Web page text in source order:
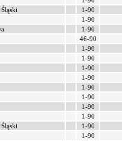
1-90
1-90
1-90
46-90
1-90
1-90
1-90
1-90
1-90
1-90
1-90
1-90
1-90
1-90